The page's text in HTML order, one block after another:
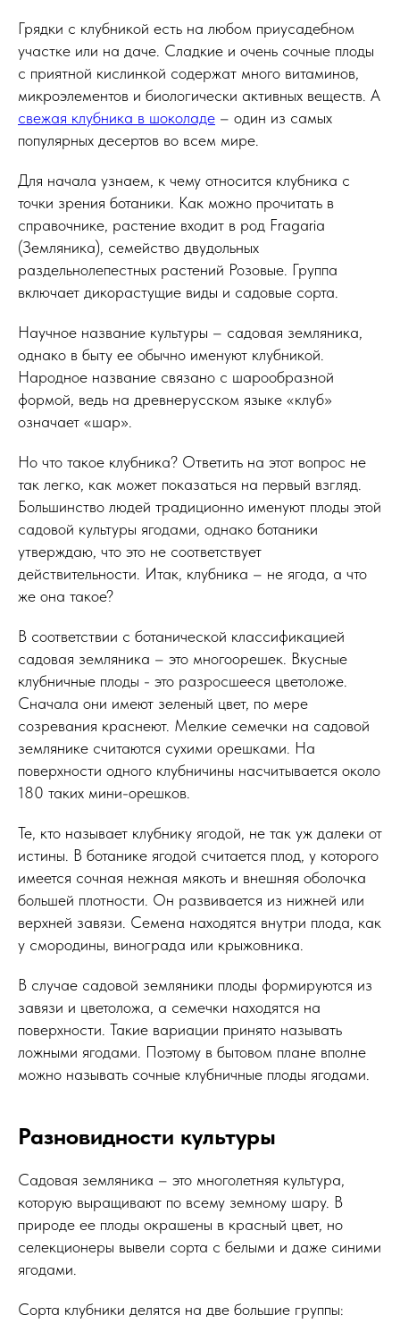
Грядки с клубникой есть на любом приусадебном
участке или на даче. Сладкие и очень сочные плоды
с приятной кислинкой содержат много витаминов,
микроэлементов и биологически активных веществ. А
свежая клубника в шоколаде – один из самых
популярных десертов во всем мире.
Для начала узнаем, к чему относится клубника с
точки зрения ботаники. Как можно прочитать в
справочнике, растение входит в род Fragaria
(Земляника), семейство двудольных
раздельнолепестных растений Розовые. Группа
включает дикорастущие виды и садовые сорта.
Научное название культуры – садовая земляника,
однако в быту ее обычно именуют клубникой.
Народное название связано с шарообразной
формой, ведь на древнерусском языке «клуб»
означает «шар».
Но что такое клубника? Ответить на этот вопрос не
так легко, как может показаться на первый взгляд.
Большинство людей традиционно именуют плоды этой
садовой культуры ягодами, однако ботаники
утверждаю, что это не соответствует
действительности. Итак, клубника – не ягода, а что
же она такое?
В соответствии с ботанической классификацией
садовая земляника – это многоорешек. Вкусные
клубничные плоды - это разросшееся цветоложе.
Сначала они имеют зеленый цвет, по мере
созревания краснеют. Мелкие семечки на садовой
землянике считаются сухими орешками. На
поверхности одного клубничины насчитывается около
180 таких мини-орешков.
Те, кто называет клубнику ягодой, не так уж далеки от
истины. В ботанике ягодой считается плод, у которого
имеется сочная нежная мякоть и внешняя оболочка
большей плотности. Он развивается из нижней или
верхней завязи. Семена находятся внутри плода, как
у смородины, винограда или крыжовника.
В случае садовой земляники плоды формируются из
завязи и цветоложа, а семечки находятся на
поверхности. Такие вариации принято называть
ложными ягодами. Поэтому в бытовом плане вполне
можно называть сочные клубничные плоды ягодами.
Разновидности культуры
Садовая земляника – это многолетняя культура,
которую выращивают по всему земному шару. В
природе ее плоды окрашены в красный цвет, но
селекционеры вывели сорта с белыми и даже синими
ягодами.
Сорта клубники делятся на две большие группы: